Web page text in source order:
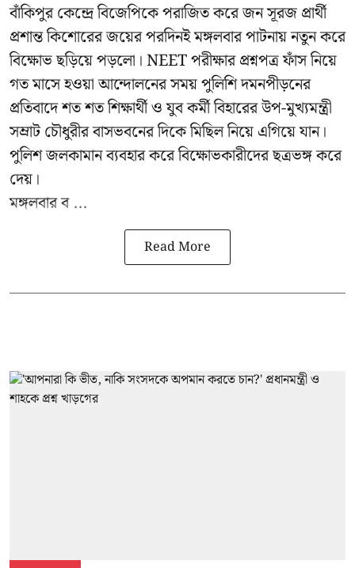
বাঁকিপুর কেন্দ্রে বিজেপিকে পরাজিত করে জন সূরজ প্রার্থী
প্রশান্ত কিশোরের জয়ের পরদিনই মঙ্গলবার পাটনায় নতুন করে
বিক্ষোভ ছড়িয়ে পড়লো। NEET পরীক্ষার প্রশ্নপত্র ফাঁস নিয়ে
গত মাসে হওয়া আন্দোলনের সময় পুলিশি দমনপীড়নের
প্রতিবাদে শত শত শিক্ষার্থী ও যুব কর্মী বিহারের উপ-মুখ্যমন্ত্রী
সম্রাট চৌধুরীর বাসভবনের দিকে মিছিল নিয়ে এগিয়ে যান।
পুলিশ জলকামান ব্যবহার করে বিক্ষোভকারীদের ছত্রভঙ্গ করে
দেয়।
মঙ্গলবার ব ...
Read More